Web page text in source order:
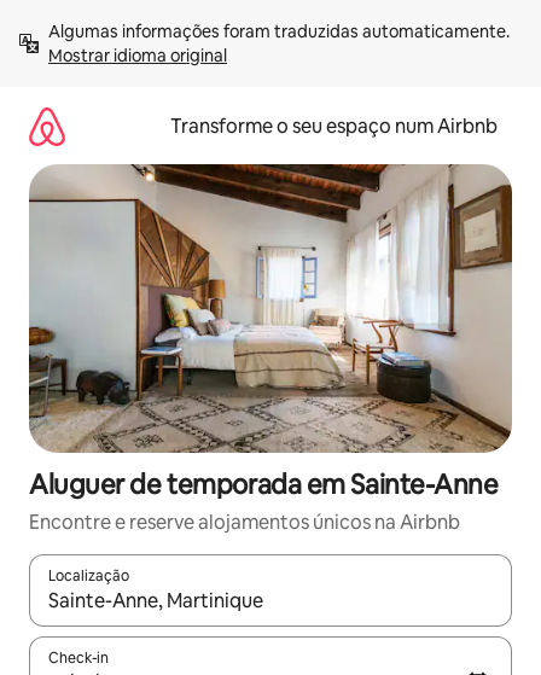
para
Mostrar idioma original
Transforme o seu espaço num Airbnb
Aluguer de temporada em Sainte-Anne
Encontre e reserve alojamentos únicos na Airbnb
Localização
Quando os resultados estiverem disponíveis, navegue com
Check-in